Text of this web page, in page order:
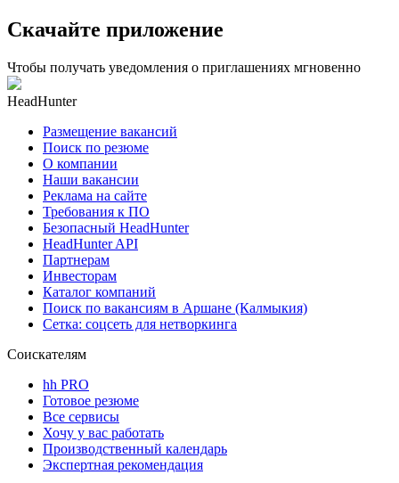
Скачайте приложение
Чтобы получать уведомления о приглашениях мгновенно
HeadHunter
Размещение вакансий
Поиск по резюме
О компании
Наши вакансии
Реклама на сайте
Требования к ПО
Безопасный HeadHunter
HeadHunter API
Партнерам
Инвесторам
Каталог компаний
Поиск по вакансиям в Аршане (Калмыкия)
Сетка: соцсеть для нетворкинга
Соискателям
hh PRO
Готовое резюме
Все сервисы
Хочу у вас работать
Производственный календарь
Экспертная рекомендация